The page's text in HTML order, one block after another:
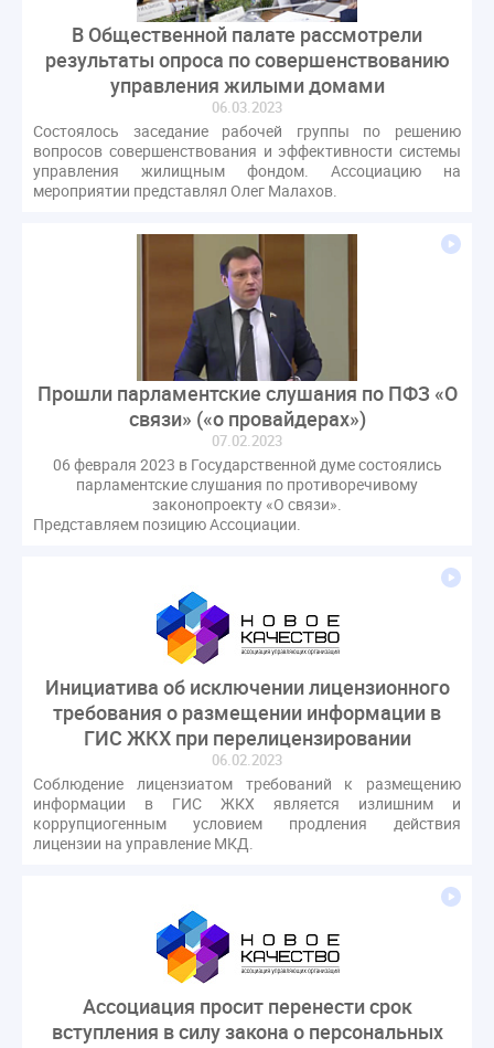
выбор УК
гарантийная управляющая компания
гарантирующие управляющие организации
демоэкзамен
депутаты
дисквалификация
документ
единство измерений
жалобы
жилищный надзор
закон о банкротстве
изменения в ЖК РФ
кадры
кворум ОСС
коммунальные ресурсы
коррупция
надзор
неосновательное обогащение
непредвиденные расходы
нормотворчество
общедомовой прибор учета
общее собрание
общественный совет
объект культурного наследия
оплата отопления
особенности взимания пени
плановые проверки
пожарная безопасность
прекращение договора
пристройка
провайдер
прогород
проект постановления
рабочая группа
регистрация
реестр УК связь
совет МКД
статистика
страхование МКД
строительство
судебная практика
техническая документация
техпаспорт
требования УК
умный дом
В Общественной палате рассмотрели
результаты опроса по совершенствованию
управления жилыми домами
06.03.2023
Состоялось заседание рабочей группы по решению
вопросов совершенствования и эффективности системы
управления жилищным фондом. Ассоциацию на
мероприятии представлял Олег Малахов.
Прошли парламентские слушания по ПФЗ «О
связи» («о провайдерах»)
07.02.2023
06 февраля 2023 в Государственной думе состоялись
парламентские слушания по противоречивому
законопроекту «О связи».
Представляем позицию Ассоциации.
Инициатива об исключении лицензионного
требования о размещении информации в
ГИС ЖКХ при перелицензировании
06.02.2023
Соблюдение лицензиатом требований к размещению
информации в ГИС ЖКХ является излишним и
коррупциогенным условием продления действия
лицензии на управление МКД.
Ассоциация просит перенести срок
вступления в силу закона о персональных